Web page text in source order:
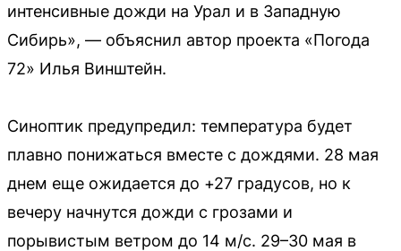
интенсивные дожди на Урал и в Западную
Сибирь», — объяснил автор проекта «Погода
72» Илья Винштейн.
Синоптик предупредил: температура будет
плавно понижаться вместе с дождями. 28 мая
днем еще ожидается до +27 градусов, но к
вечеру начнутся дожди с грозами и
порывистым ветром до 14 м/с. 29–30 мая в